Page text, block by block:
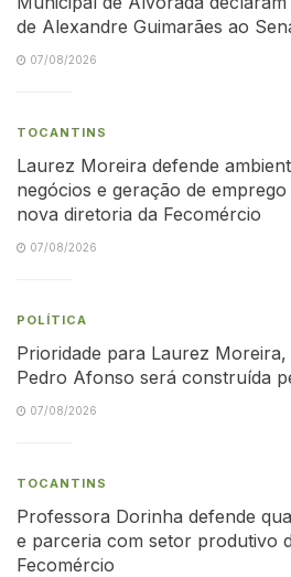
de Alexandre Guimarães ao
07/08/2026
TOCANTINS
Laurez Moreira defende
negócios e geração de
nova diretoria da Fecomércio
07/08/2026
POLÍTICA
Prioridade para Laurez
Pedro Afonso será construída
07/08/2026
TOCANTINS
Professora Dorinha defende
e parceria com setor produtivo
Fecomércio